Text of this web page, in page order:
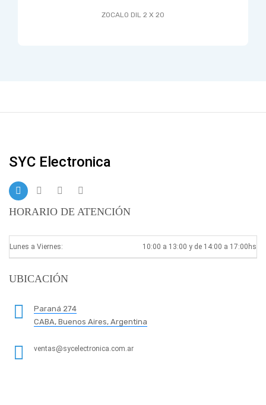
ZOCALO DIL 2 X 20
SYC Electronica
HORARIO DE ATENCIÓN
Lunes a Viernes: 10:00 a 13:00 y de 14:00 a 17:00hs
UBICACIÓN
Paraná 274
CABA, Buenos Aires, Argentina
ventas@sycelectronica.com.ar